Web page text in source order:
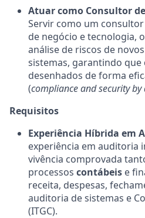
Atuar como Consultor
Servir como um
de negócio e tecnologia,
análise de riscos de
sistemas, garantindo que
desenhados de forma
(compliance and security by
Requisitos
Experiência Híbrida em
experiência em auditoria
vivência comprovada
processos contábeis e
receita, despesas,
auditoria de sistemas e
(ITGC).